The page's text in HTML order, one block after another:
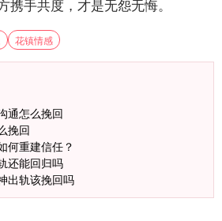
携手共度，才是无怨无悔。
花镇情感
通怎么挽回
挽回
何重建信任？
还能回归吗
出轨该挽回吗